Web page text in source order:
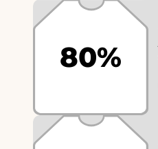
80%